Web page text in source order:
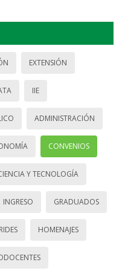
EXTENSIÓN
IIE
ADMINISTRACIÓN
CONVENIOS
Y TECNOLOGÍA
INGRESO GRADUADOS
HOMENAJES